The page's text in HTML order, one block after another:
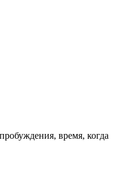
время, когда